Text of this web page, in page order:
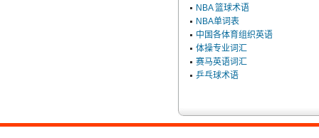
NBA 篮球术语
NBA单词表
中国各体育组织英语
体操专业词汇
赛马英语词汇
乒乓球术语